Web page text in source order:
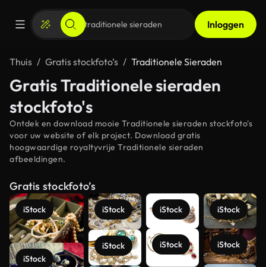
Inloggen
Thuis Gratis stockfoto’s Traditionele Sieraden
Gratis Traditionele sieraden
stockfoto's
Ontdek en download mooie Traditionele sieraden stockfoto's
voor uw website of elk project. Download gratis
hoogwaardige royaltyvrije Traditionele sieraden
afbeeldingen.
Gratis stockfoto’s
iStock
iStock
iStock
iStock
iStock
iStock
iStock
iStock